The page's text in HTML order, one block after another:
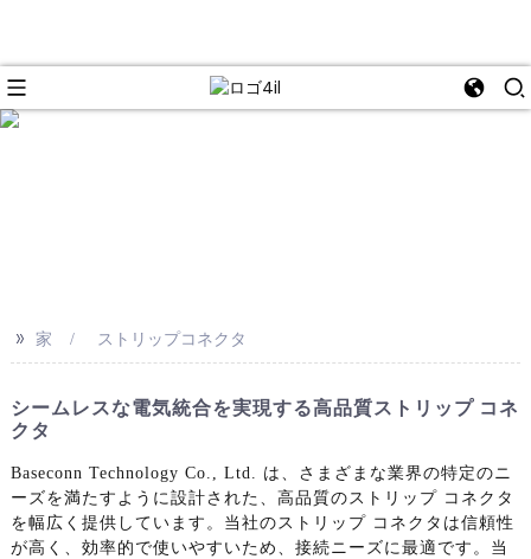
>> 家 ストリップコネクタ
シームレスな電気統合を実現する高品質ストリップ コネ
クタ
Baseconn Technology Co., Ltd. は、さまざまな業界の特定のニ
ーズを満たすように設計された、高品質のストリップ コネクタ
を幅広く提供しています。当社のストリップ コネクタは信頼性
が高く、効率的で使いやすいため、接続ニーズに最適です。当